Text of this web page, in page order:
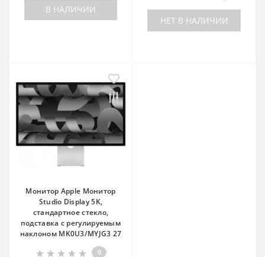
В НАЛИЧИИ
НЕТ В НАЛИЧИИ
Монитор Apple Монитор
Studio Display 5K,
стандартное стекло,
подставка с регулируемым
наклоном MK0U3/MYJG3 27
0